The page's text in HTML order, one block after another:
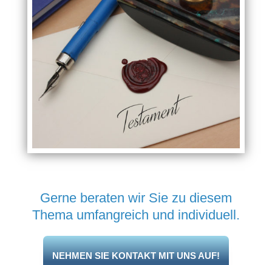
Gerne beraten wir Sie zu diesem
Thema umfangreich und individuell.
NEHMEN SIE KONTAKT MIT UNS AUF!